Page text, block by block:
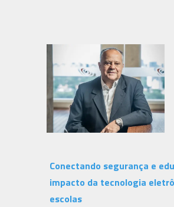
Conectando segurança e
impacto da tecnologia
escolas